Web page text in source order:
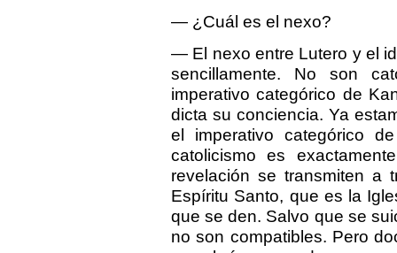
— ¿Cuál es el nexo?
— El nexo entre Lutero y el
sencillamente. No son
imperativo categórico de
dicta su conciencia. Ya
el imperativo categórico
catolicismo es
revelación se transmiten a
Espíritu Santo, que es la
que se den. Salvo que se
no son compatibles. Pero